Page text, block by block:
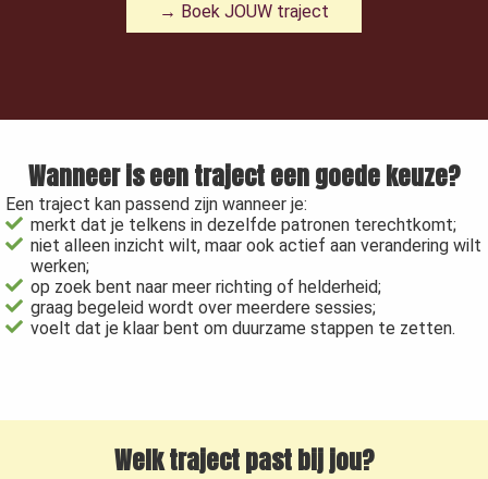
→ Boek JOUW traject
Wanneer is een traject een goede keuze?
Een traject kan passend zijn wanneer je:
merkt dat je telkens in dezelfde patronen terechtkomt;
niet alleen inzicht wilt, maar ook actief aan verandering wilt
werken;
op zoek bent naar meer richting of helderheid;
graag begeleid wordt over meerdere sessies;
voelt dat je klaar bent om duurzame stappen te zetten.
Welk traject past bij jou?